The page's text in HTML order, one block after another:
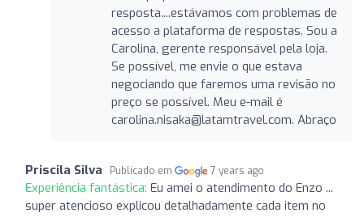
resposta....estávamos com problemas de
acesso a plataforma de respostas. Sou a
Carolina, gerente responsável pela loja.
Se possível, me envie o que estava
negociando que faremos uma revisão no
preço se possível. Meu e-mail é
carolina.nisaka@latamtravel.com. Abraço
Priscila Silva Publicado em 7 years ago
Experiência fantástica: Eu amei o atendimento do Enzo ...
super atencioso explicou detalhadamente cada item no